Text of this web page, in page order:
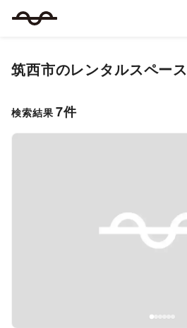
筑西市のレンタルスペース
検索結果 7件
Previous slide